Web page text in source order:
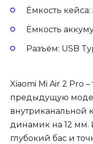
Ёмкость
Ёмкость
Разъём: USB
Xiaomi Mi Air 2 Pro
предыдущую
внутриканальной
динамик на 12 мм.
глубокий бас и